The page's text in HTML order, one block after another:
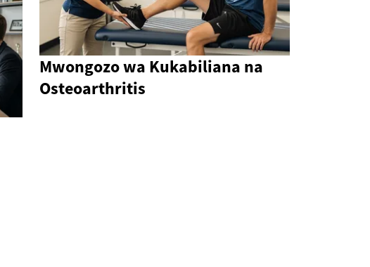
Mwongozo wa Kukabiliana na
Osteoarthritis